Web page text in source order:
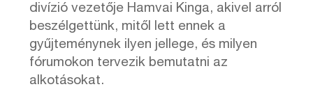
divízió vezetője Hamvai Kinga, akivel arról
beszélgettünk, mitől lett ennek a
gyűjteménynek ilyen jellege, és milyen
fórumokon tervezik bemutatni az
alkotásokat.